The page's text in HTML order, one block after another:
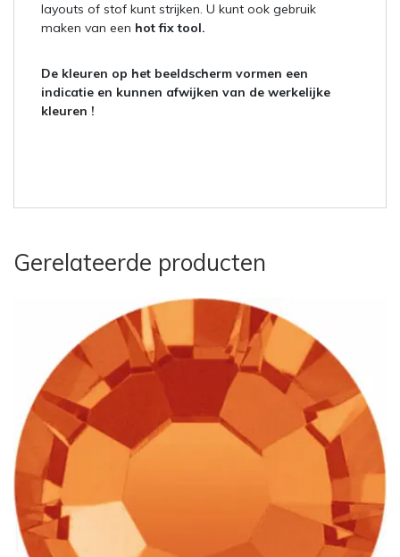
layouts of stof kunt strijken. U kunt ook gebruik
maken van een hot fix tool.
De kleuren op het beeldscherm vormen een
indicatie en kunnen afwijken van de werkelijke
kleuren !
Gerelateerde producten